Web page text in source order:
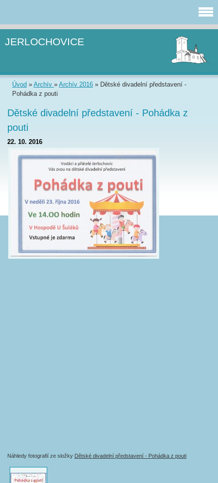
JERLOCHOVICE
Úvod » Archív » Archív 2016 » Dětské divadelní představení -
Pohádka z pouti
Dětské divadelní představení - Pohádka z
pouti
22. 10. 2016
Náhledy fotografií ze složky Dětské divadelní představení - Pohádka z pouti